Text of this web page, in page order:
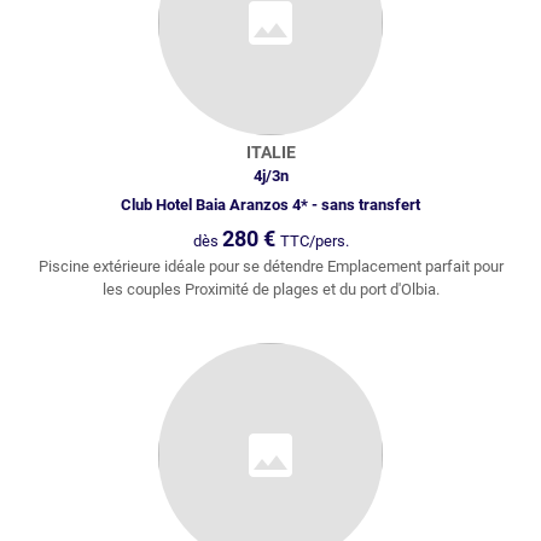
ITALIE
4j/3n
Club Hotel Baia Aranzos 4* - sans transfert
dès 280€ TTC/pers.
Piscine extérieure idéale pour se détendre Emplacement parfait pour
les couples Proximité de plages et du port d'Olbia.